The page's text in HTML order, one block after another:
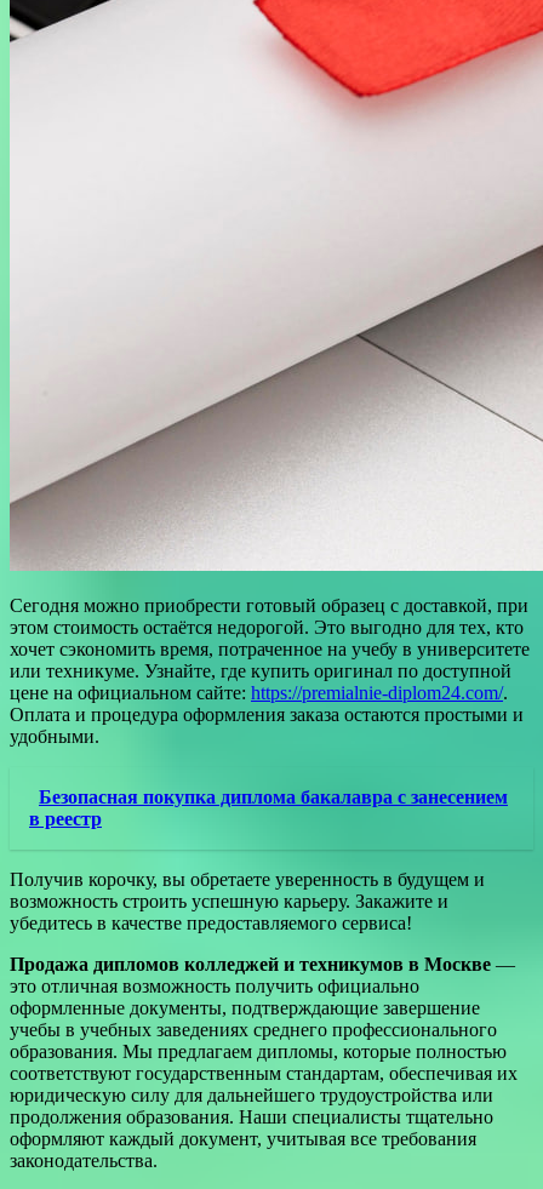
Сегодня можно приобрести готовый образец с доставкой, при
этом стоимость остаётся недорогой. Это выгодно для тех, кто
хочет сэкономить время, потраченное на учебу в университете
или техникуме. Узнайте, где купить оригинал по доступной
цене на официальном сайте: https://premialnie-diplom24.com/.
Оплата и процедура оформления заказа остаются простыми и
удобными.
Безопасная покупка диплома бакалавра с занесением
в реестр
Получив корочку, вы обретаете уверенность в будущем и
возможность строить успешную карьеру. Закажите и
убедитесь в качестве предоставляемого сервиса!
Продажа дипломов колледжей и техникумов в Москве —
это отличная возможность получить официально
оформленные документы, подтверждающие завершение
учебы в учебных заведениях среднего профессионального
образования. Мы предлагаем дипломы, которые полностью
соответствуют государственным стандартам, обеспечивая их
юридическую силу для дальнейшего трудоустройства или
продолжения образования. Наши специалисты тщательно
оформляют каждый документ, учитывая все требования
законодательства.